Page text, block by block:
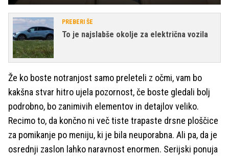
PREBERI ŠE
To je najslabše okolje za električna vozila
Že ko boste notranjost samo preleteli z očmi, vam bo
kakšna stvar hitro ujela pozornost, če boste gledali bolj
podrobno, bo zanimivih elementov in detajlov veliko.
Recimo to, da končno ni več tiste trapaste drsne ploščice
za pomikanje po meniju, ki je bila neuporabna. Ali pa, da je
osrednji zaslon lahko naravnost enormen. Serijski ponuja